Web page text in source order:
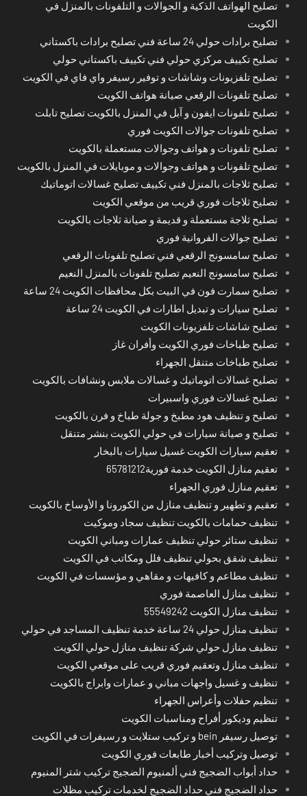
تصليح الهواتف الذكية و الجوالات و التلفونات بالمنزل في
الكويت
تصليح برادات حولي 24 ساعة فني تصليح برادات باكستاني
تصليح تكييف مركزي حولي فني تكييف باكستاني حولي
تصليح تلفزيونات وشاشات و توفير رسيفر واي فاي في الكويت
تصليح تلفونات الرقعي صيانة هواتف الكويت
تصليح تلفونات ايفون و آبل في المنزل بالكويت تصليح تابلت
تصليح تلفونات جوالات الكويت فوري
تصليح تلفونات و هواتف وجوالات مستعملة بالكويت
تصليح تلفونات و هواتف وجوالات و موبايلات في المنزل بالكويت
تصليح ثلاجات بالمنزل فني تكييف تصليح غسالات اتوماتيك
تصليح ثلاجات فوري قريب من موقعي الكويت
تصليح ثلاجة مستعملة و قديمة و صيانة ثلاجات بالكويت
تصليح جوالات الفروانية فوري
تصليح سامسونج الرقعي فني تصليح تلفونات الرقعي
تصليح سامسونج النعيم تصليح تلفونات بالمنزل النعيم
تصليح سمارت فون في البيت بكل محافظات الكويت 24 ساعة
تصليح سيارات و تبديل اطارات في الكويت 24 ساعة
تصليح شاشات تلفزيونات الكويت
تصليح طباخات فوري الكويت وأفران غاز
تصليح طباخات متنقل الجهراء
تصليح غسالات اتوماتيك و غسالات ملابس ونشافات بالكويت
تصليح غسالات فوري واسبيرات
تصليح و تنظيف هود مطبخ و جولة طباخ و فرن بالكويت
تصليح و صيانة سيارات في حولي الكويت بنشر متنقل
تعقيم سيارات الكويت غسيل سيارات بالبخار
تعقيم منازل الكويت خدمة فورية65781212
تعقيم منازل فوري الجهراء
تعقيم و تطهير و تنظيف منازل من الكورونا و الأوساخ بالكويت
تنظيف حمامات بالكويت تنظيف سجاد وموكيت
تنظيف ستائر حولي تنظيف عمارات ومباني الكويت
تنظيف شقق بحولي تنظيف فلل ومكاتب في الكويت
تنظيف مطاعم و كافيهات و مقاهي و مؤسسات في الكويت
تنظيف منازل العاصمة فوري
تنظيف منازل الكويت 55549242
تنظيف منازل حولي 24 ساعة خدمة تنظيف المساجد في حولي
تنظيف منازل حولي شركة تنظيف منازل حولي الكويت
تنظيف منازل وتعقيم فوري قريب على موقعي الكويت
تنظيف و غسيل واجهات مباني و عمارات وابراج بالكويت
تنظيم حفلات وأعراس الجهراء
تنظيم وديكور أفراح ومناسبات الكويت
توصيل رسيفر bein و تركيب ستلايت و رسيفرات في الكويت
توصيل وتركيب أخبار طابعات فوري الكويت
حداد أبواب الضجيج فني ألمنيوم الضجيج تركيب شتر المنيوم
حداد الضجيج فني حداد الضجيج لخدمات تركيب مظلات